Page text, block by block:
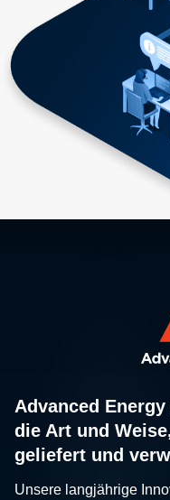
Advanced
die Art und
geliefert und
Unsere langjährige